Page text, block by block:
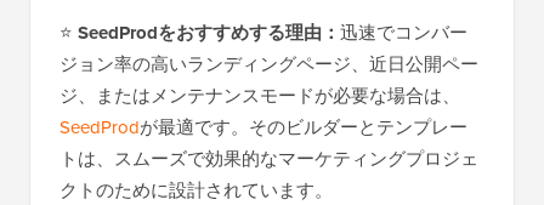
⭐ SeedProdをおすすめする理由： 迅速でコンバー
ジョン率の高いランディングページ、近日公開ペー
ジ、またはメンテナンスモードが必要な場合は、
SeedProdが最適です。そのビルダーとテンプレー
トは、スムーズで効果的なマーケティングプロジェ
クトのために設計されています。